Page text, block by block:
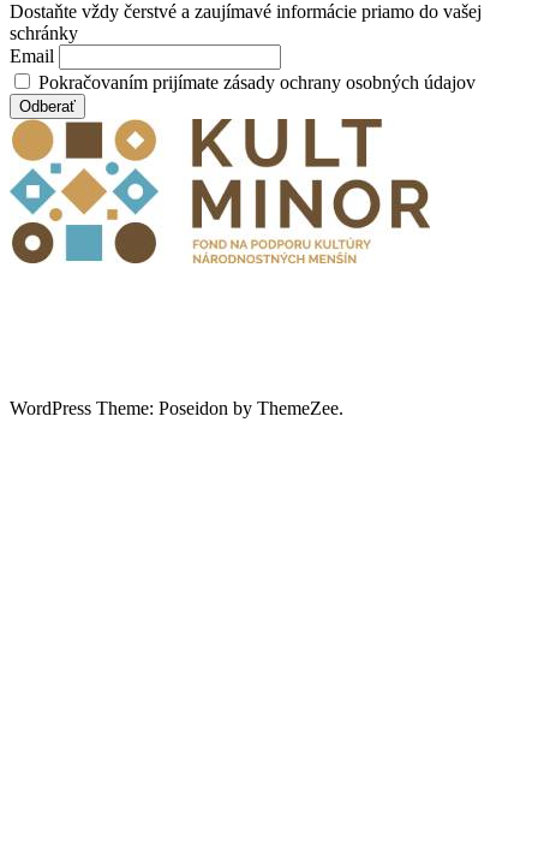
Dostaňte vždy čerstvé a zaujímavé informácie priamo do vašej
schránky
Email
Pokračovaním prijímate zásady ochrany osobných údajov
WordPress Theme: Poseidon by ThemeZee.